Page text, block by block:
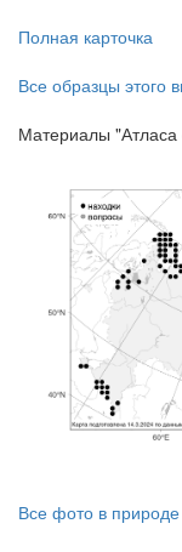
Полная карточка
Все образцы этого
Материалы
Все фото в природе